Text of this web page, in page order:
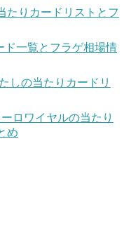
たりカードリストとフ
ド一覧とフラゲ相場情
しの当たりカードリ
ロワイヤルの当たり
め